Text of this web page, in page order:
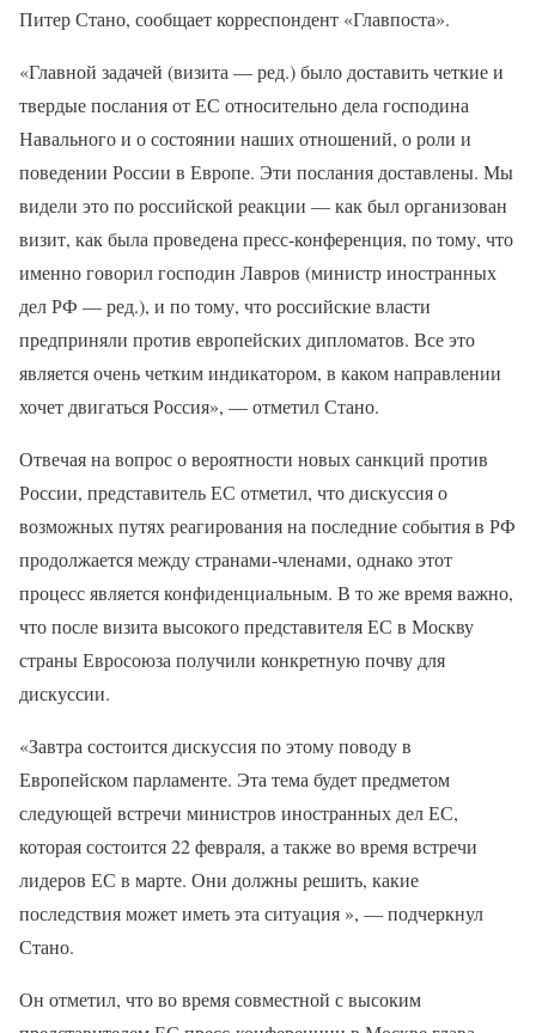
Питер Стано, сообщает корреспондент «Главпоста».
«Главной задачей (визита — ред.) было доставить четкие и
твердые послания от ЕС относительно дела господина
Навального и о состоянии наших отношений, о роли и
поведении России в Европе. Эти послания доставлены. Мы
видели это по российской реакции — как был организован
визит, как была проведена пресс-конференция, по тому, что
именно говорил господин Лавров (министр иностранных
дел РФ — ред.), и по тому, что российские власти
предприняли против европейских дипломатов. Все это
является очень четким индикатором, в каком направлении
хочет двигаться Россия», — отметил Стано.
Отвечая на вопрос о вероятности новых санкций против
России, представитель ЕС отметил, что дискуссия о
возможных путях реагирования на последние события в РФ
продолжается между странами-членами, однако этот
процесс является конфиденциальным. В то же время важно,
что после визита высокого представителя ЕС в Москву
страны Евросоюза получили конкретную почву для
дискуссии.
«Завтра состоится дискуссия по этому поводу в
Европейском парламенте. Эта тема будет предметом
следующей встречи министров иностранных дел ЕС,
которая состоится 22 февраля, а также во время встречи
лидеров ЕС в марте. Они должны решить, какие
последствия может иметь эта ситуация », — подчеркнул
Стано.
Он отметил, что во время совместной с высоким